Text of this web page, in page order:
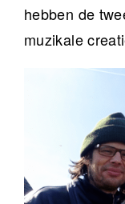
hebben de
muzikale